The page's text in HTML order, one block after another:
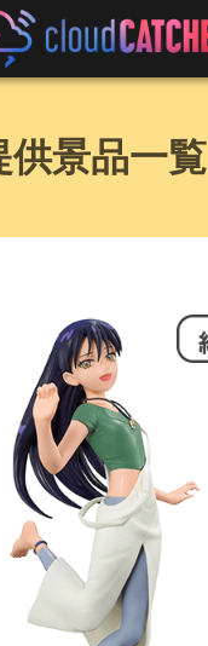
供景品一覧